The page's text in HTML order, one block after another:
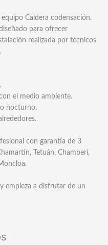
Caldera codensación.
para ofrecer
realizada por técnicos
el medio ambiente.
nocturno.
con garantía de 3
Tetuán, Chamberí,
empieza a disfrutar de un